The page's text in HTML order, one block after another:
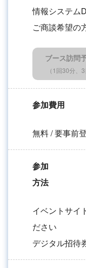
情報システム
ご商談希望の
ブース訪問
（1回30分、
参加費用
無料 / 要事前
参加
方法
イベントサイ
ださい
デジタル招待